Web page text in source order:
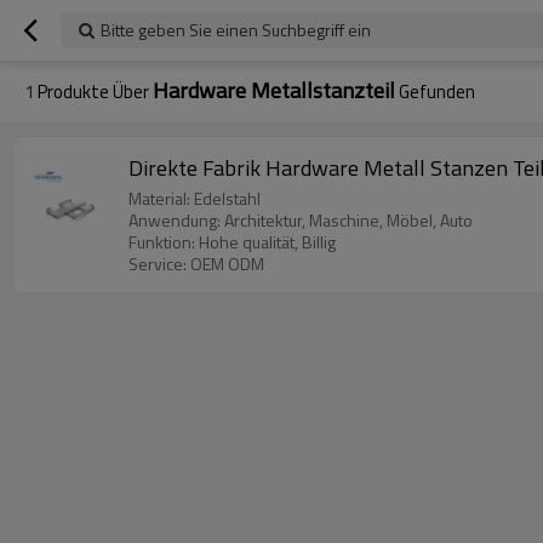
Bitte geben Sie einen Suchbegriff ein
1 Produkte ÜberHardware Metallstanzteil Gefunden
Direkte Fabrik Hardware Metall Stanzen
Material: Edelstahl
Anwendung: Architektur, Maschine, Möbel, Auto
Funktion: Hohe qualität, Billig
Service: OEM ODM